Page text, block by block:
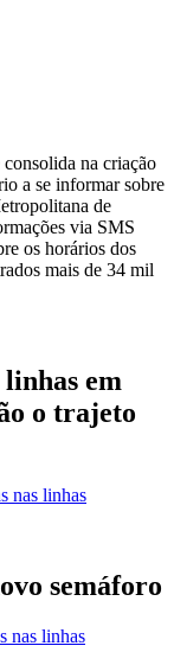
na criação
a se informar sobre
de
via SMS
os horários dos
mais de 34 mil
em
o trajeto
nas linhas
semáforo
nas linhas